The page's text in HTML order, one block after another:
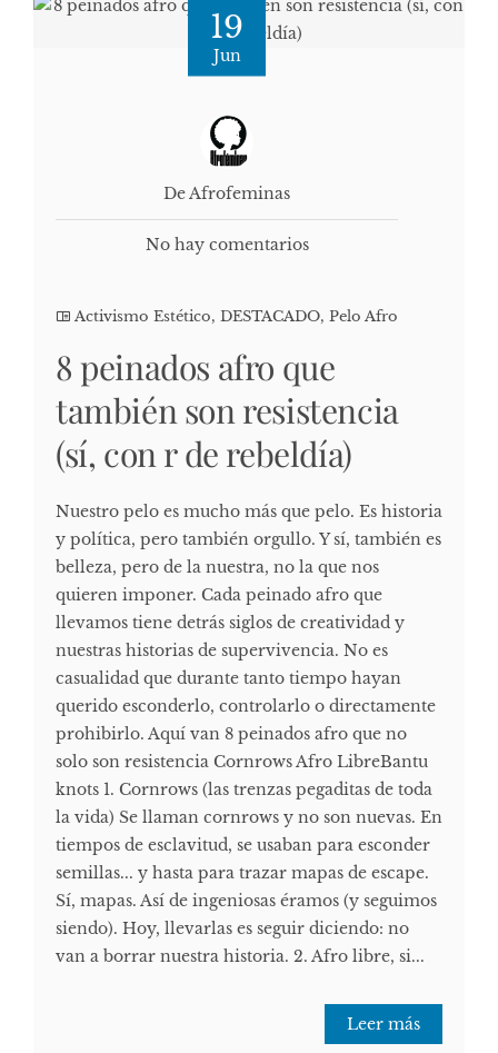
19
Jun
De Afrofeminas
No hay comentarios
Activismo Estético, DESTACADO, Pelo Afro
8 peinados afro que
también son resistencia
(sí, con r de rebeldía)
Nuestro pelo es mucho más que pelo. Es historia
y política, pero también orgullo. Y sí, también es
belleza, pero de la nuestra, no la que nos
quieren imponer. Cada peinado afro que
llevamos tiene detrás siglos de creatividad y
nuestras historias de supervivencia. No es
casualidad que durante tanto tiempo hayan
querido esconderlo, controlarlo o directamente
prohibirlo. Aquí van 8 peinados afro que no
solo son resistencia Cornrows Afro LibreBantu
knots 1. Cornrows (las trenzas pegaditas de toda
la vida) Se llaman cornrows y no son nuevas. En
tiempos de esclavitud, se usaban para esconder
semillas... y hasta para trazar mapas de escape.
Sí, mapas. Así de ingeniosas éramos (y seguimos
siendo). Hoy, llevarlas es seguir diciendo: no
van a borrar nuestra historia. 2. Afro libre, si...
Leer más